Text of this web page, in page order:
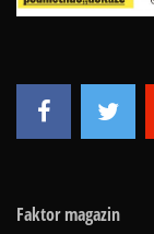
Faktor magazin